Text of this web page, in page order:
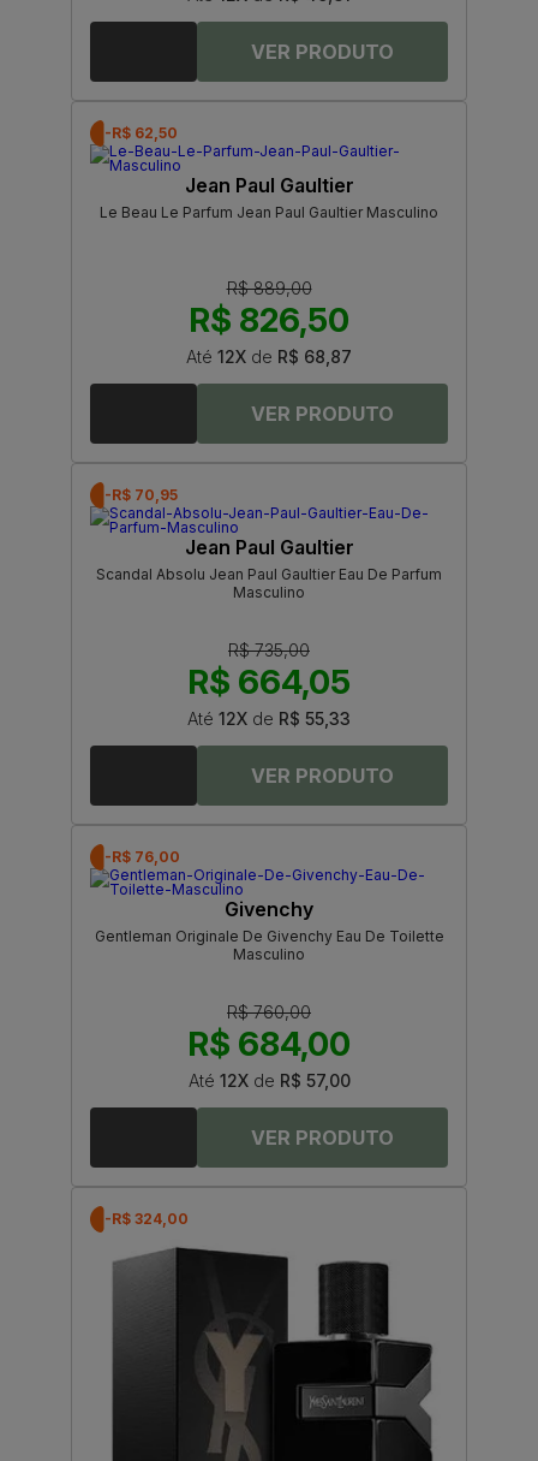
-R$ 62,50
Jean Paul Gaultier
Le Beau Le Parfum Jean Paul Gaultier Masculino
R$ 889,00
R$ 826,50
Até 12X de R$ 68,87
-R$ 70,95
Jean Paul Gaultier
Scandal Absolu Jean Paul Gaultier Eau De Parfum
Masculino
R$ 735,00
R$ 664,05
Até 12X de R$ 55,33
-R$ 76,00
Givenchy
Gentleman Originale De Givenchy Eau De Toilette
Masculino
R$ 760,00
R$ 684,00
Até 12Xde R$ 57,00
-R$ 324,00